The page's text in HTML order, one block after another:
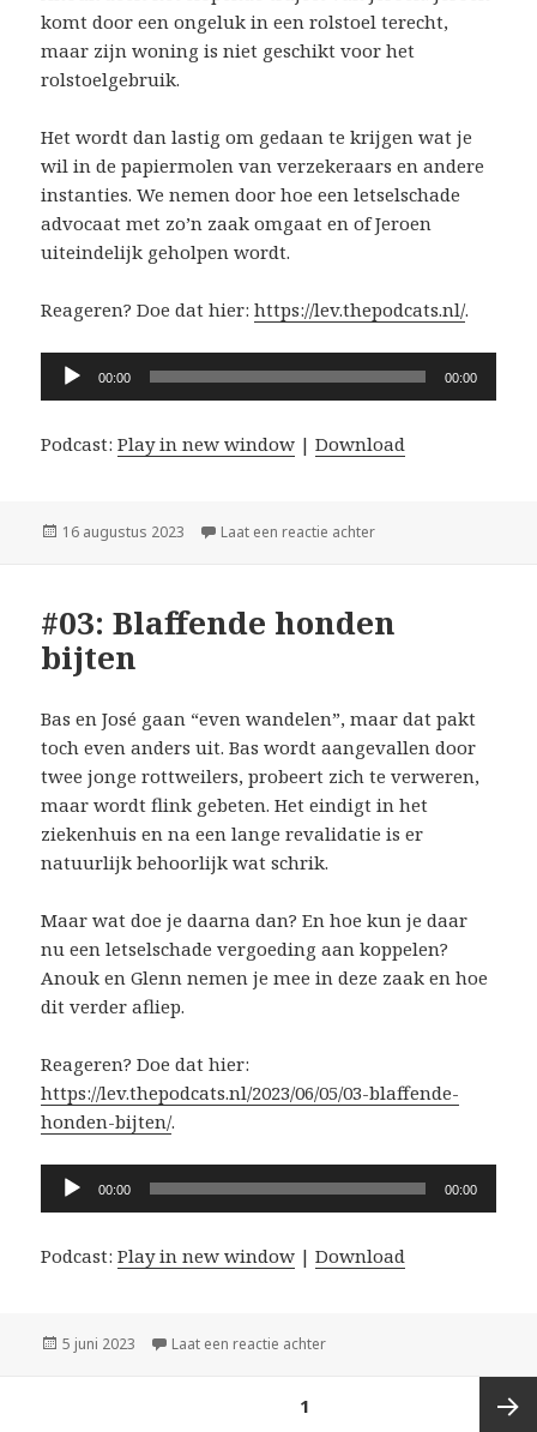
komt door een ongeluk in een rolstoel terecht,
maar zijn woning is niet geschikt voor het
rolstoelgebruik.
Het wordt dan lastig om gedaan te krijgen wat je
wil in de papiermolen van verzekeraars en andere
instanties. We nemen door hoe een letselschade
advocaat met zo’n zaak omgaat en of Jeroen
uiteindelijk geholpen wordt.
Reageren? Doe dat hier:https://lev.thepodcats.nl/.
Audiospeler
00:00 00:00
Podcast:Play in new window |Download
Geplaatst
16 augustus 2023 Laat een reactie achterop #04: Van kwaad tot
#03: Blaffende honden
bijten
Bas en José gaan “even wandelen”, maar dat pakt
toch even anders uit. Bas wordt aangevallen door
twee jonge rottweilers, probeert zich te verweren,
maar wordt flink gebeten. Het eindigt in het
ziekenhuis en na een lange revalidatie is er
natuurlijk behoorlijk wat schrik.
Maar wat doe je daarna dan? En hoe kun je daar
nu een letselschade vergoeding aan koppelen?
Anouk en Glenn nemen je mee in deze zaak en hoe
dit verder afliep.
Reageren? Doe dat hier:
https://lev.thepodcats.nl/2023/06/05/03-blaffende-
honden-bijten/.
Audiospeler
00:00 00:00
Podcast:Play in new window |Download
Geplaatst
5 juni 2023 Laat een reactie achterop #03: Blaffende honden
1